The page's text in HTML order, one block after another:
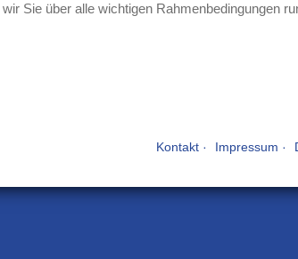
Sie über alle wichtigen Rahmenbedingungen
Kontakt Impressum